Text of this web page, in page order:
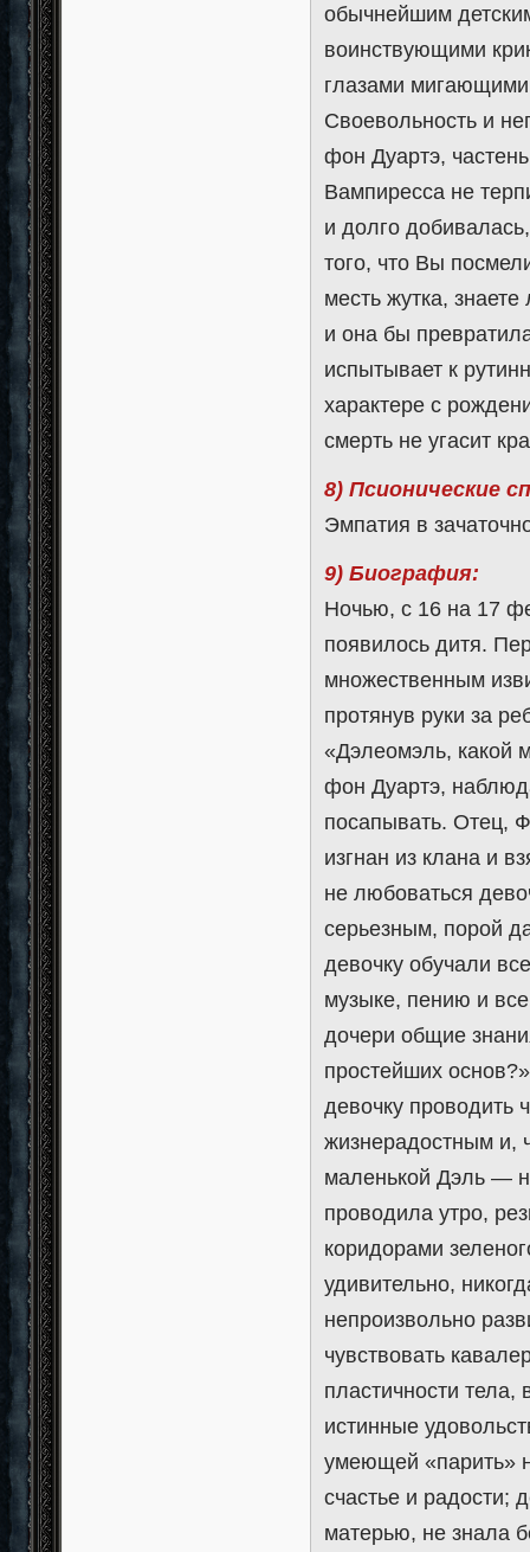
обычнейшим
воинствующими
глазами
Своевольность и
фон Дуартэ,
Вампиресса не
и долго
того, что Вы
месть жутка,
и она бы
испытывает к
характере с
смерть не угасит
8) Псионические
Эмпатия в
9) Биография:
Ночью, с 16 на 17
появилось дитя.
множественным
протянув руки за
«Дэлеомэль, какой
фон Дуартэ,
посапывать. Отец,
изгнан из клана и
не любоваться
серьезным, порой
девочку обучали
музыке, пению и
дочери общие
простейших
девочку проводить
жизнерадостным и,
маленькой Дэль —
проводила утро,
коридорами
удивительно,
непроизвольно
чувствовать
пластичности тела,
истинные
умеющей «парить»
счастье и радости;
матерью, не знала